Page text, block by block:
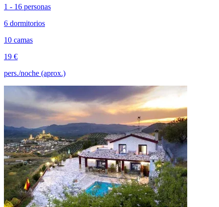
1 - 16 personas
6 dormitorios
10 camas
19 €
pers./noche (aprox.)